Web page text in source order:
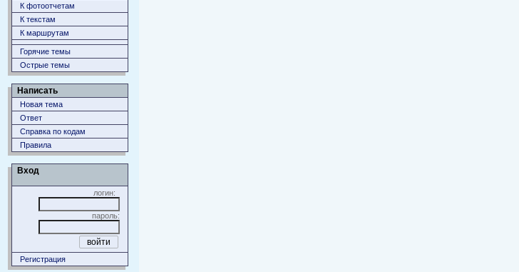
К фотоотчетам
К текстам
К маршрутам
Горячие темы
Острые темы
Написать
Новая тема
Ответ
Справка по кодам
Правила
Вход
логин:
пароль:
Регистрация